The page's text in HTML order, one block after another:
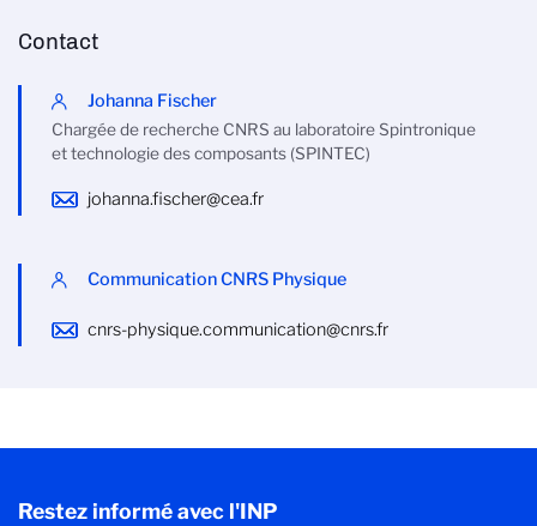
Contact
Johanna Fischer
Chargée de recherche CNRS au laboratoire Spintronique
et technologie des composants (SPINTEC)
johanna.fischer@cea.fr
Communication CNRS Physique
cnrs-physique.communication@cnrs.fr
Restez informé avec l'INP